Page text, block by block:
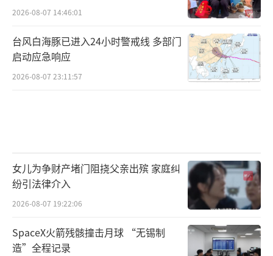
2026-08-07 14:46:01
台风白海豚已进入24小时警戒线 多部门
启动应急响应
2026-08-07 23:11:57
女儿为争财产堵门阻挠父亲出殡 家庭纠
纷引法律介入
2026-08-07 19:22:06
SpaceX火箭残骸撞击月球 “无锡制
造”全程记录